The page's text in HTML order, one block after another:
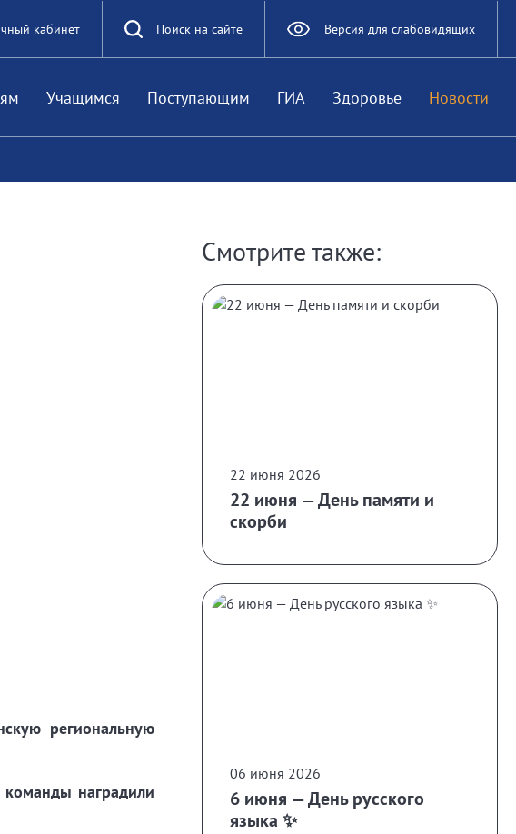
кабинет Поиск на сайте Версия для слабовидящих
Учащимся Поступающим ГИА Здоровье Новости
региональную
наградили
Смотрите также:
22 июня 2026
22 июня — День памяти и
скорби
06 июня 2026
6 июня — День русского
языка ✨